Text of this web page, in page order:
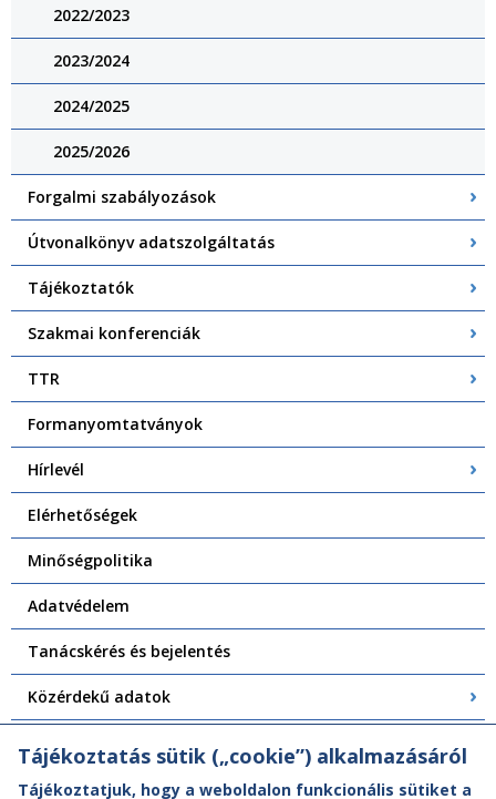
2022/2023
2023/2024
2024/2025
2025/2026
Forgalmi szabályozások
Útvonalkönyv adatszolgáltatás
Tájékoztatók
Szakmai konferenciák
TTR
Formanyomtatványok
Hírlevél
Elérhetőségek
Minőségpolitika
Adatvédelem
Tanácskérés és bejelentés
Közérdekű adatok
Tájékoztatás sütik („cookie”) alkalmazásáról
Tájékoztatjuk, hogy a weboldalon funkcionális sütiket a